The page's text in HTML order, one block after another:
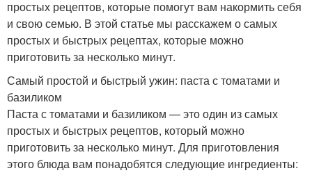
простых рецептов, которые помогут вам накормить себя
и свою семью. В этой статье мы расскажем о самых
простых и быстрых рецептах, которые можно
приготовить за несколько минут.
Самый простой и быстрый ужин: паста с томатами и
базиликом
Паста с томатами и базиликом — это один из самых
простых и быстрых рецептов, который можно
приготовить за несколько минут. Для приготовления
этого блюда вам понадобятся следующие ингредиенты: